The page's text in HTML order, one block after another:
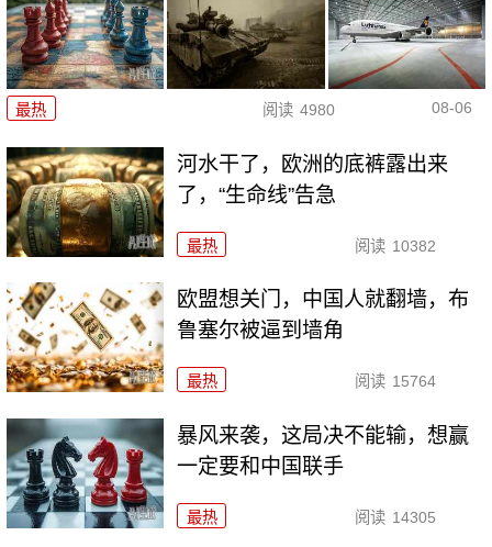
最热 阅读 4980 08-06
河水干了，欧洲的底裤露出来
了，“生命线”告急
最热 阅读 10382
欧盟想关门，中国人就翻墙，布
鲁塞尔被逼到墙角
最热 阅读 15764
暴风来袭，这局决不能输，想赢
一定要和中国联手
最热 阅读 14305